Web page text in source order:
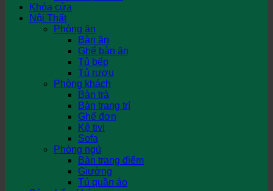
Khóa cửa
Nội Thất
Phòng ăn
Bàn ăn
Ghế bàn ăn
Tủ bếp
Tủ rượu
Phòng khách
Bàn trà
Bàn trang trí
Ghế đơn
Kệ tivi
Sofa
Phòng ngủ
Bàn trang điểm
Giường
Tủ quần áo